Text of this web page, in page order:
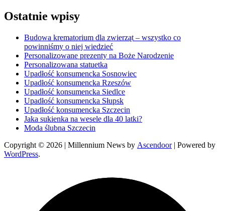
Ostatnie wpisy
Budowa krematorium dla zwierząt – wszystko co
powinniśmy o niej wiedzieć
Personalizowane prezenty na Boże Narodzenie
Personalizowana statuetka
Upadłość konsumencka Sosnowiec
Upadłość konsumencka Rzeszów
Upadłość konsumencka Siedlce
Upadłość konsumencka Słupsk
Upadłość konsumencka Szczecin
Jaka sukienka na wesele dla 40 latki?
Moda ślubna Szczecin
Copyright © 2026 | Millennium News by Ascendoor| Powered by
WordPress.